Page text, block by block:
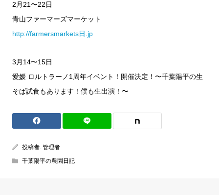
2月21〜22日
青山ファーマーズマーケット
http://farmersmarkets日.jp
3月14〜15日
愛媛 ロルトラーノ1周年イベント！開催決定！〜千葉陽平の生
そば試食もあります！僕も生出演！〜
投稿者: 管理者
千葉陽平の農園日記